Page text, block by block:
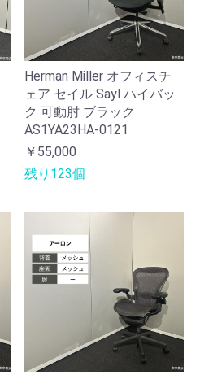
Herman Miller オフィスチ
ェア セイル Sayl ハイバッ
ク 可動肘 ブラック
AS1YA23HA-0121
￥55,000
残り123個